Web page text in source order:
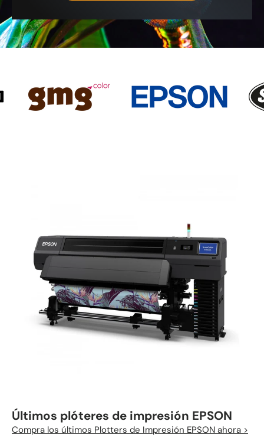
Últimos plóteres de impresión EPSON
Compra los últimos Plotters de Impresión EPSON ahora >